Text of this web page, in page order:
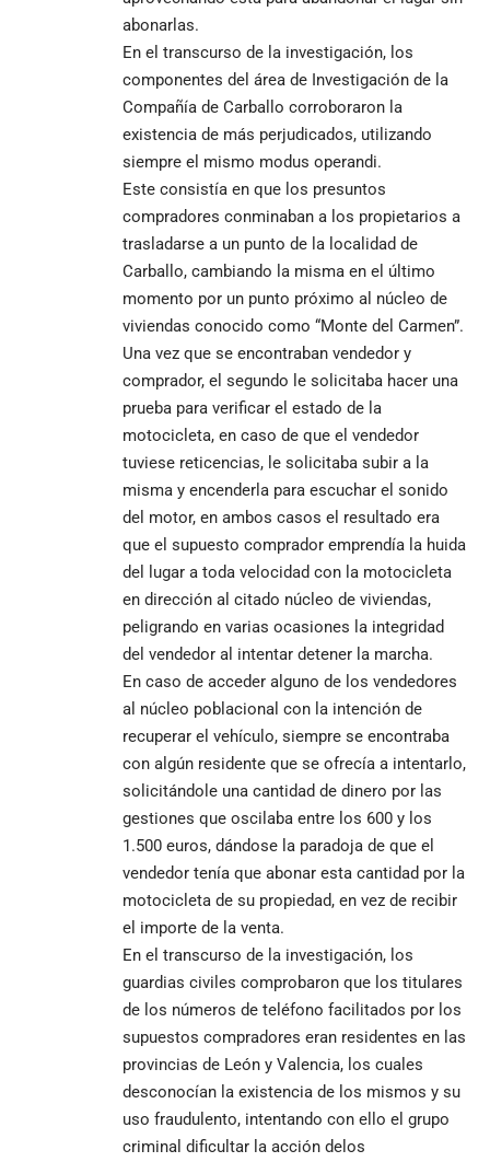
abonarlas.
En el transcurso de la investigación, los
componentes del área de Investigación de la
Compañía de Carballo corroboraron la
existencia de más perjudicados, utilizando
siempre el mismo modus operandi.
Este consistía en que los presuntos
compradores conminaban a los propietarios a
trasladarse a un punto de la localidad de
Carballo, cambiando la misma en el último
momento por un punto próximo al núcleo de
viviendas conocido como “Monte del Carmen”.
Una vez que se encontraban vendedor y
comprador, el segundo le solicitaba hacer una
prueba para verificar el estado de la
motocicleta, en caso de que el vendedor
tuviese reticencias, le solicitaba subir a la
misma y encenderla para escuchar el sonido
del motor, en ambos casos el resultado era
que el supuesto comprador emprendía la huida
del lugar a toda velocidad con la motocicleta
en dirección al citado núcleo de viviendas,
peligrando en varias ocasiones la integridad
del vendedor al intentar detener la marcha.
En caso de acceder alguno de los vendedores
al núcleo poblacional con la intención de
recuperar el vehículo, siempre se encontraba
con algún residente que se ofrecía a intentarlo,
solicitándole una cantidad de dinero por las
gestiones que oscilaba entre los 600 y los
1.500 euros, dándose la paradoja de que el
vendedor tenía que abonar esta cantidad por la
motocicleta de su propiedad, en vez de recibir
el importe de la venta.
En el transcurso de la investigación, los
guardias civiles comprobaron que los titulares
de los números de teléfono facilitados por los
supuestos compradores eran residentes en las
provincias de León y Valencia, los cuales
desconocían la existencia de los mismos y su
uso fraudulento, intentando con ello el grupo
criminal dificultar la acción delos